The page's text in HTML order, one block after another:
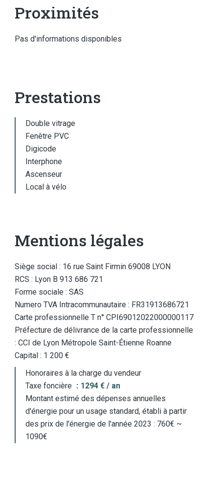
Proximités
Pas d'informations disponibles
Prestations
Double vitrage
Fenêtre PVC
Digicode
Interphone
Ascenseur
Local à vélo
Mentions légales
Siège social : 16 rue Saint Firmin 69008 LYON
RCS : Lyon B 913 686 721
Forme sociale : SAS
Numero TVA Intracommunautaire : FR31913686721
Carte professionnelle T n° CPI69012022000000117
Préfecture de délivrance de la carte professionnelle
: CCI de Lyon Métropole Saint-Étienne Roanne
Capital : 1 200 €
Honoraires à la charge du vendeur
Taxe foncière
1294 € / an
Montant estimé des dépenses annuelles
d'énergie pour un usage standard, établi à partir
des prix de l'énergie de l'année 2023 : 760€ ~
1090€